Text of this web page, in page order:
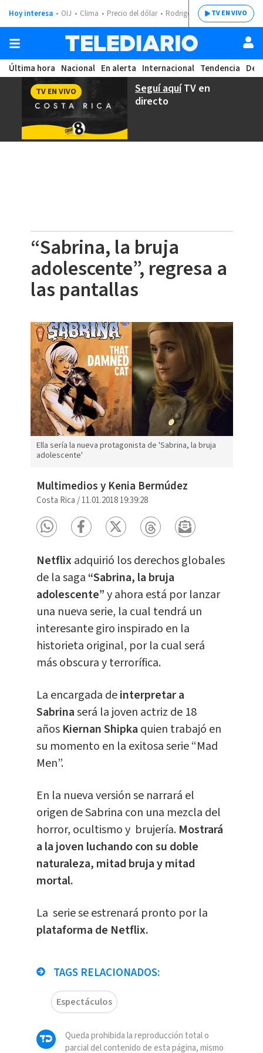
Hoy interesa OIJ Clima Precio del dólar Rodrigo ChavesTV EN VIVO
Última hora Nacional En alerta Internacional Tendencia
Seguí aquíTV en
directo
TV EN VIVO
“Sabrina, la bruja
adolescente”, regresa a
las pantallas
Ella sería la nueva protagonista de 'Sabrina, la bruja
adolescente'
Multimedios y Kenia Bermúdez
Costa Rica /11.01.2018 19:39:28
Netflix adquirió los derechos globales
de la saga“Sabrina, la bruja
adolescente”y ahora está por lanzar
una nueva serie, la cual tendrá un
interesante giro inspirado en la
historieta original, por la cual será
más obscura y terrorífica.
La encargada deinterpretar a
Sabrinaserá la joven actriz de 18
años Kiernan Shipka quien trabajó en
su momento en la exitosa serie “Mad
Men”.
En la nueva versión se narrará el
origen de Sabrina con una mezcla del
horror, ocultismo y brujería. Mostrará
a la joven luchando con su doble
naturaleza, mitad bruja y mitad
mortal.
La serie se estrenará pronto por la
plataforma de Netflix.
TAGS RELACIONADOS:
Espectáculos
Queda prohibida la reproducción total o
parcial del contenido de esta página, mismo